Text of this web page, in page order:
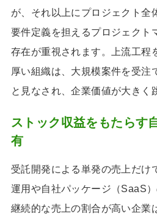
が、それ以上にプロジェクト全
要件定義を担えるプロジェクト
存在が重視されます。上流工程
厚い組織は、大規模案件を受注
と見なされ、企業価値が大きく
ストック収益をもたらす
有
受託開発による単発の売上だけ
運用や自社パッケージ（SaaS
継続的な売上の割合が高い企業